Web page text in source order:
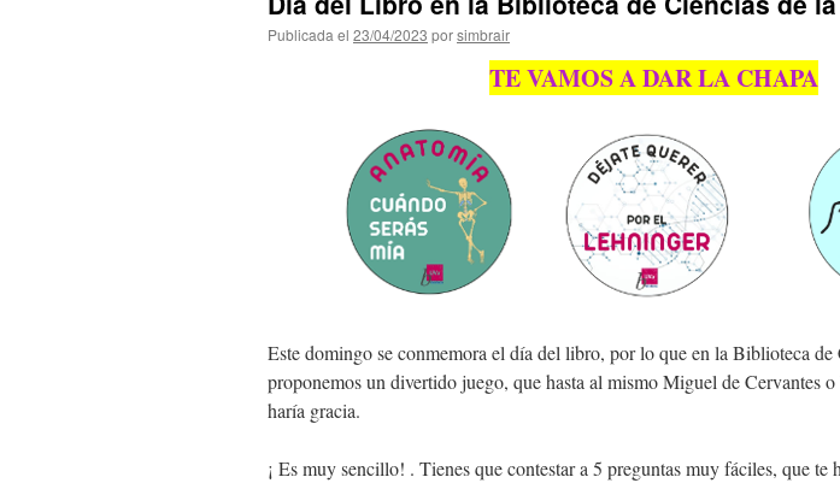
Publicada el 23/04/2023 porsimbrair
TE VAMOS A DAR LA CHAPA
Este domingo se conmemora el día del libro, por lo que en la Biblioteca de
proponemos un divertido juego, que hasta al mismo Miguel de Cervantes
haría gracia.
¡ Es muy sencillo! . Tienes que contestar a 5 preguntas muy fáciles, que te